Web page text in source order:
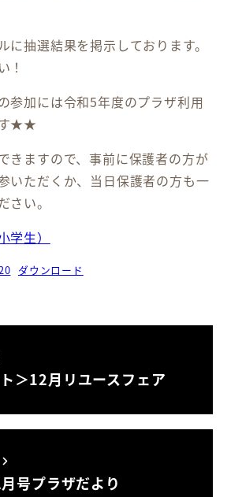
に抽選結果を掲示しております。
！
加には令和5年度のプラザ利用
す★★
きますので、事前に保護者の方が
いただくか、当日保護者の方も一
さい。
学生）
ダウンロード
＞12月リユースフェア
号プラザだより